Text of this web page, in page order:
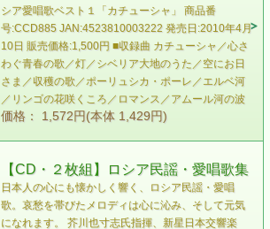
シア愛唱歌ベスト１「カチューシャ」 商品番
号:CCD885 JAN:4523810003222 発売日:2010年4月
10日 販売価格:1,500円 ■収録曲 カチューシャ／心さ
わぐ青春の歌／灯／シベリア大地のうた／空にお日
さま／収穫の歌／ポーリュシカ・ポーレ／エルベ河
／リンゴの花咲くころ／ロマンス／アムール河の波
価格： 1,572円(本体 1,429円)
【CD・２枚組】ロシア民謡・愛唱歌集
日本人の心にも懐かしく響く、ロシア民謡・愛唱
歌。哀愁を帯びたメロディは心に沁み、そして元気
になれます。 芥川也寸志氏指揮、新星日本交響楽